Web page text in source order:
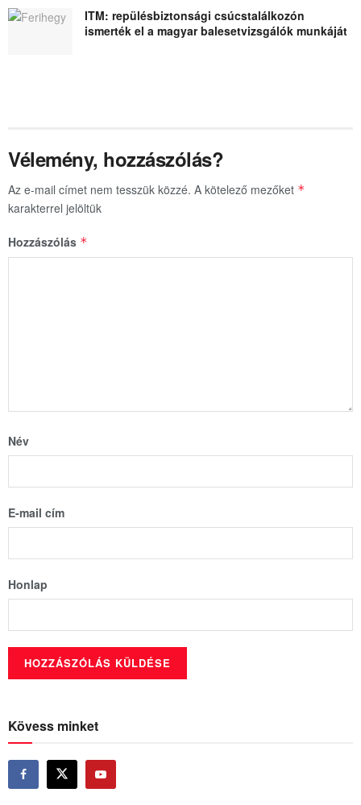
ITM: repülésbiztonsági csúcstalálkozón
ismerték el a magyar balesetvizsgálók munkáját
Vélemény, hozzászólás?
Az e-mail címet nem tesszük közzé. A kötelező mezőket *
karakterrel jelöltük
Hozzászólás *
Név
E-mail cím
Honlap
Kövess minket